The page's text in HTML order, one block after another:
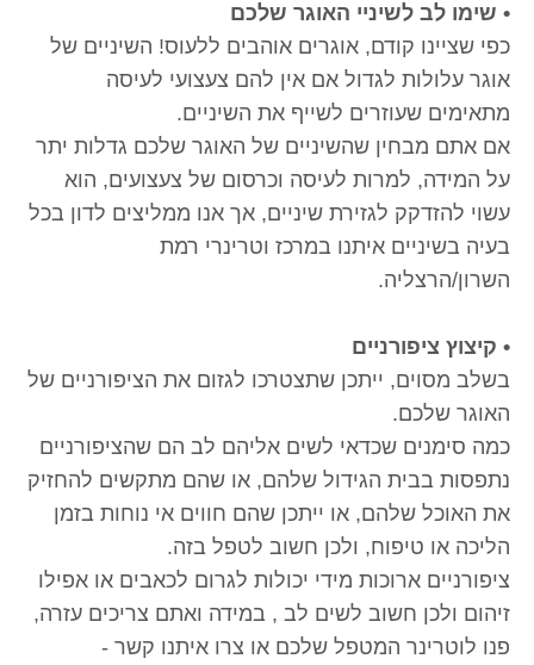
• שימו לב לשיניי האוגר שלכם
כפי שציינו קודם, אוגרים אוהבים ללעוס! השיניים של
אוגר עלולות לגדול אם אין להם צעצועי לעיסה
מתאימים שעוזרים לשייף את השיניים.
אם אתם מבחין שהשיניים של האוגר שלכם גדלות יתר
על המידה, למרות לעיסה וכרסום של צעצועים, הוא
עשוי להזדקק לגזירת שיניים, אך אנו ממליצים לדון בכל
בעיה בשיניים איתנו במרכז וטרינרי רמת
השרון/הרצליה.
• קיצוץ ציפורניים
בשלב מסוים, ייתכן שתצטרכו לגזום את הציפורניים של
האוגר שלכם.
כמה סימנים שכדאי לשים אליהם לב הם שהציפורניים
נתפסות בבית הגידול שלהם, או שהם מתקשים להחזיק
את האוכל שלהם, או ייתכן שהם חווים אי נוחות בזמן
הליכה או טיפוח, ולכן חשוב לטפל בזה.
ציפורניים ארוכות מידי יכולות לגרום לכאבים או אפילו
זיהום ולכן חשוב לשים לב , במידה ואתם צריכים עזרה,
פנו לוטרינר המטפל שלכם או צרו איתנו קשר -